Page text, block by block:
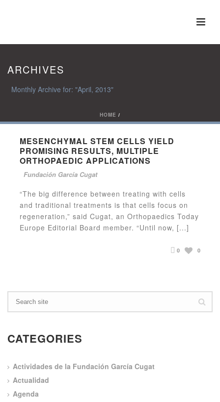
ARCHIVES
Monthly Archive for: "April, 2013"
HOME /
MESENCHYMAL STEM CELLS YIELD
PROMISING RESULTS, MULTIPLE
ORTHOPAEDIC APPLICATIONS
Fundación García Cugat
“The big difference between treating with cells
and traditional treatments is that cells focus on
regeneration,” said Cugat, an Orthopaedics Today
Europe Editorial Board member. “Until now, [...]
0 0
CATEGORIES
Actividades de la Fundación García Cugat
Actualidad
Agenda